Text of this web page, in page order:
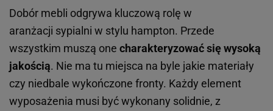
Dobór mebli odgrywa kluczową rolę w
aranżacji sypialni w stylu hampton. Przede
wszystkim muszą one charakteryzować się wysoką
jakością. Nie ma tu miejsca na byle jakie materiały
czy niedbale wykończone fronty. Każdy element
wyposażenia musi być wykonany solidnie, z